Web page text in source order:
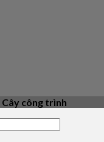
Cây công trình